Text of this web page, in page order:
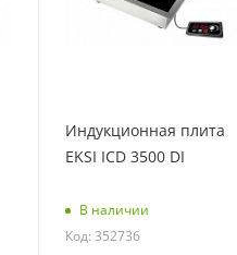
Индукционная плита
EKSI ICD 3500 DI
В наличии
Код: 352736